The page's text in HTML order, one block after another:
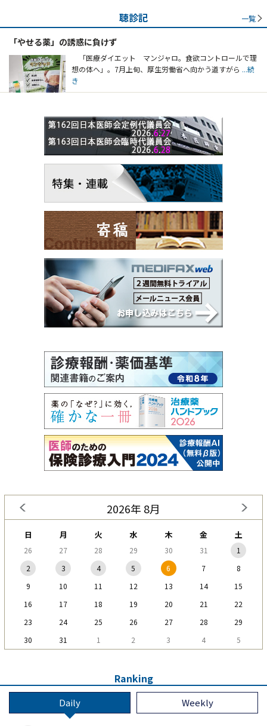
聴診記 一覧
「やせる薬」の誘惑に負けず
「医療ダイエット マンジャロ。食欲コントロールで理
想の体へ」。7月上旬、厚生労働省へ向かう道すがら ...続
き
2026年 8月
日 月 火 水 木 金 土
26 27 28 29 30 31
1
2
3 4 5 6 7
8
9
10 11 12 13 14
15
16
17 18 19 20 21
22
23
24 25 26 27 28
29
30
31 1 2 3 4 5
Ranking
Daily Weekly